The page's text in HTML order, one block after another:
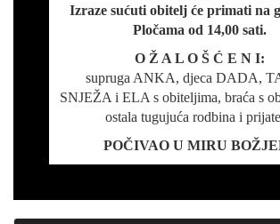
Izraze sućuti obitelj će primati na
Pločama od 14,00 sati.
O Ž A L O Š Ć E N I:
supruga ANKA, djeca DADA,
SNJEŽA i ELA s obiteljima, braća s
ostala tugujuća rodbina i
POČIVAO U MIRU